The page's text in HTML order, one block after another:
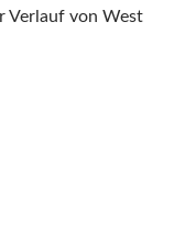
Verlauf von West